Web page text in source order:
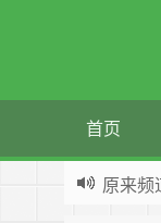
首页
原来频